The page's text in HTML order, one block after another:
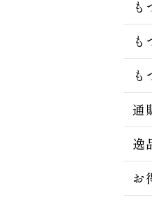
も
も
も
通
逸
お